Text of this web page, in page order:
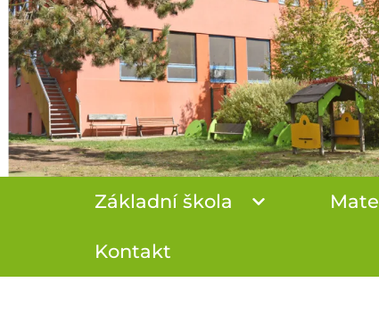
Základní škola
Kontakt